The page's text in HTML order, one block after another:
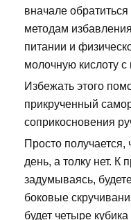
вначале
методам
питании и
молочную кислоту
Избежать этого
прикрученный
соприкосновения
Просто
день, а толку нет. К
задумываясь,
боковые
будет четыре